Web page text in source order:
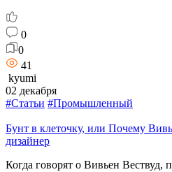
0
0
41
kyumi
02 декабря
#Статьи #Промышленный
Бунт в клеточку, или Почему
дизайнер
Когда говорят о Вивьен Вествуд,